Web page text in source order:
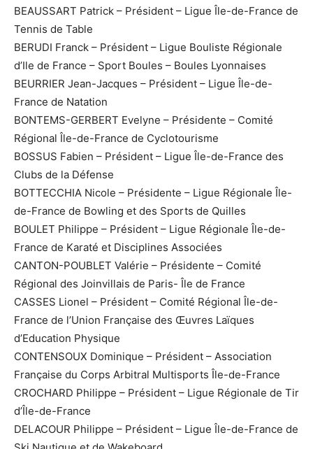
BEAUSSART Patrick – Président – Ligue Île-de-France de
Tennis de Table
BERUDI Franck – Président – Ligue Bouliste Régionale
d’Ile de France – Sport Boules – Boules Lyonnaises
BEURRIER Jean-Jacques – Président – Ligue Île-de-
France de Natation
BONTEMS-GERBERT Evelyne – Présidente – Comité
Régional Île-de-France de Cyclotourisme
BOSSUS Fabien – Président – Ligue Île-de-France des
Clubs de la Défense
BOTTECCHIA Nicole – Présidente – Ligue Régionale Île-
de-France de Bowling et des Sports de Quilles
BOULET Philippe – Président – Ligue Régionale Île-de-
France de Karaté et Disciplines Associées
CANTON-POUBLET Valérie – Présidente – Comité
Régional des Joinvillais de Paris- Île de France
CASSES Lionel – Président – Comité Régional Île-de-
France de l’Union Française des Œuvres Laïques
d’Education Physique
CONTENSOUX Dominique – Président – Association
Française du Corps Arbitral Multisports Île-de-France
CROCHARD Philippe – Président – Ligue Régionale de Tir
d’Île-de-France
DELACOUR Philippe – Président – Ligue Île-de-France de